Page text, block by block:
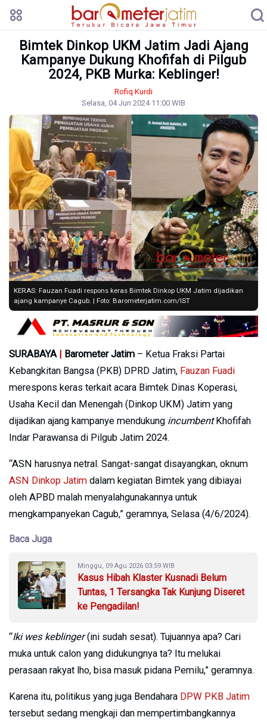
Bimtek Dinkop UKM Jatim Jadi Ajang
Kampanye Dukung Khofifah di Pilgub
2024, PKB Murka: Keblinger!
Rofiq Kurdi
Selasa, 04 Jun 2024 11:00 WIB
KERAS: Fauzan Fuadi respons keras Bimtek Dinkop UKM Jatim dijadikan
ajang kampanye Cagub. | Foto: Barometerjatim.com/IST
SURABAYA | Barometer Jatim – Ketua Fraksi Partai
Kebangkitan Bangsa (PKB) DPRD Jatim, Fauzan Fuadi
merespons keras terkait acara Bimtek Dinas Koperasi,
Usaha Kecil dan Menengah (Dinkop UKM) Jatim yang
dijadikan ajang kampanye mendukung incumbentKhofifah
Indar Parawansa di Pilgub Jatim 2024.
“ASN harusnya netral. Sangat-sangat disayangkan, oknum
ASN Dinkop Jatim dalam kegiatan Bimtek yang dibiayai
oleh APBD malah menyalahgunakannya untuk
mengkampanyekan Cagub,” geramnya, Selasa (4/6/2024).
Baca Juga
Minggu, 09 Agu 2026 03:59 WIB
Kasus Hibah Klaster Kusnadi Belum
Tuntas, 1 Tersangka Tak Kunjung Diseret
ke Pengadilan!
“Iki wes keblinger(ini sudah sesat). Tujuannya apa? Cari
muka untuk calon yang didukungnya ta? Itu melukai
perasaan rakyat lho, bisa masuk pidana Pemilu,” geramnya.
Karena itu, politikus yang juga Bendahara DPW PKB Jatim
tersebut sedang mengkaji dan mempertimbangkannya